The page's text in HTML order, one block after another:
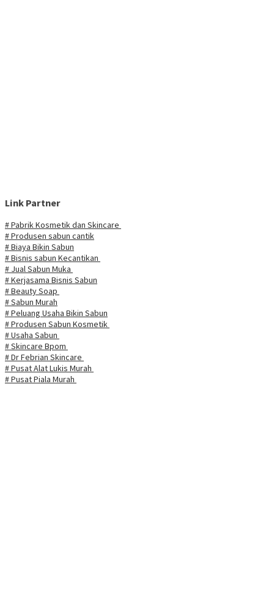
Link Partner
# Pabrik Kosmetik dan Skincare
# Produsen sabun cantik
# Biaya Bikin Sabun
# Bisnis sabun Kecantikan
# Jual Sabun Muka
# Kerjasama Bisnis Sabun
# Beauty Soap
# Sabun Murah
# Peluang Usaha Bikin Sabun
# Produsen Sabun Kosmetik
# Usaha Sabun
# Skincare Bpom
# Dr Febrian Skincare
# Pusat Alat Lukis Murah
# Pusat Piala Murah